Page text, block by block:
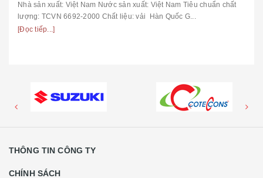
Nhà sản xuất: Việt Nam Nước sản xuất: Việt Nam Tiêu chuẩn chất
lượng: TCVN 6692-2000 Chất liệu: vải Hàn Quốc G...
[Đọc tiếp...]
THÔNG TIN CÔNG TY
CHÍNH SÁCH